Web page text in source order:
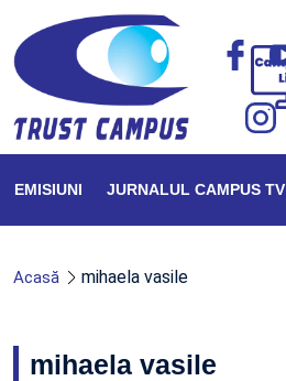
EMISIUNI JURNALUL CAMPUS TV
Acasă mihaela vasile
mihaela vasile